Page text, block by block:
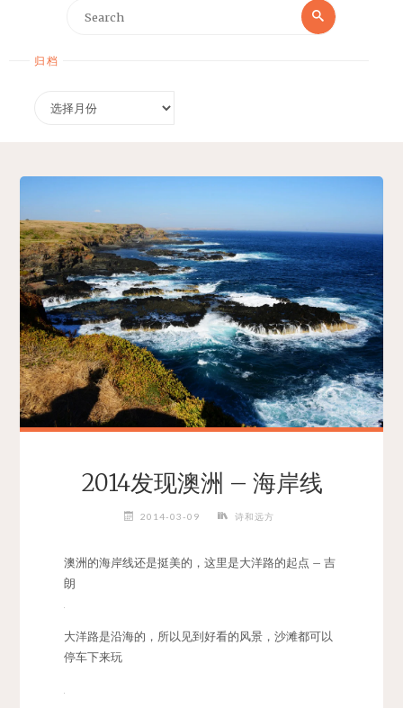
Search
Search
归档
2014发现澳洲 – 海岸线
2014-03-09 诗和远方
澳洲的海岸线还是挺美的，这里是大洋路的起点 – 吉
朗
大洋路是沿海的，所以见到好看的风景，沙滩都可以
停车下来玩